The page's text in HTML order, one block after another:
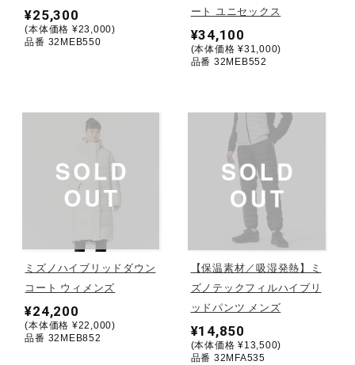
セール
サポート
直営店一覧
取扱店一覧
¥25,300
(本体価格 ¥23,000)
品番 32MEB550
ート ユニセックス
¥34,100
(本体価格 ¥31,000)
品番 32MEB552
ミズノハイブリッドダウン
コート ウィメンズ
¥24,200
(本体価格 ¥22,000)
品番 32MEB852
【保温素材／吸湿発熱】ミ
ズノテックフィルハイブリ
ッドパンツ メンズ
¥14,850
(本体価格 ¥13,500)
品番 32MFA535